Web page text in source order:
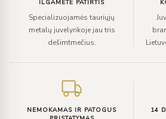
ILGAMETĖ PATIRTIS
Specializuojamės tauriųjų
metalų juvelyrikoje jau tris
dešimtmečius.
NEMOKAMAS IR PATOGUS
14